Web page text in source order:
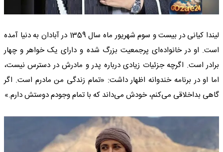
لیندا کیانی در بیست و سوم شهریور ماه سال 1359 در آبادان به دنیا آمده
است. او در خانواده‌ای پرجمعیت بزرگ شده و دارای یک خواهر و چهار
برادر است. اگرچه جزئیات زیادی درباره پدر و مادرش در دسترس نیست،
اما او در برنامه خندوانه اظهار داشت: «تمام زندگی من مادرم است. اگر
گاهی بداخلاقی می‌کنم، خودش می‌داند که با تمام وجودم دوستش دارم.»